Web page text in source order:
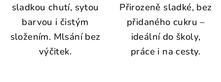
sladkou chutí, sytou
barvou i čistým
složením. Mlsání bez
výčitek.
Přirozeně sladké, bez
přidaného cukru –
ideální do školy,
práce i na cesty.